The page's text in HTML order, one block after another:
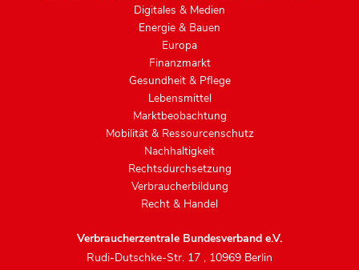
Digitales & Medien
Energie & Bauen
Europa
Finanzmarkt
Gesundheit & Pflege
Lebensmittel
Marktbeobachtung
Mobilität & Ressourcenschutz
Nachhaltigkeit
Rechtsdurchsetzung
Verbraucherbildung
Recht & Handel
Verbraucherzentrale Bundesverband e.V.
Rudi-Dutschke-Str. 17 , 10969 Berlin